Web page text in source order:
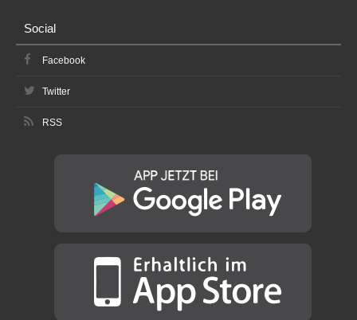
Social
Facebook
Twitter
RSS